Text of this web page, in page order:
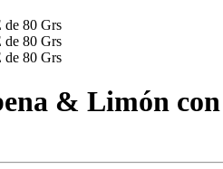
& Limón